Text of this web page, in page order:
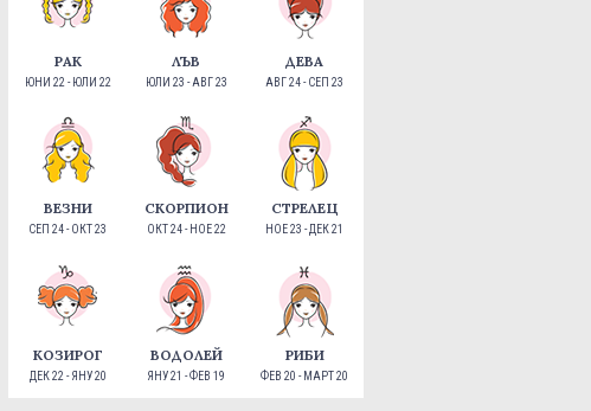
РАК
ЮНИ 22 - ЮЛИ 22
ЛЪВ
ЮЛИ 23 - АВГ 23
ДЕВА
АВГ 24 - СЕП 23
ВЕЗНИ
СЕП 24 - ОКТ 23
СКОРПИОН
ОКТ 24 - НОЕ 22
СТРЕЛЕЦ
НОЕ 23 - ДЕК 21
КОЗИРОГ
ДЕК 22 - ЯНУ 20
ВОДОЛЕЙ
ЯНУ 21 - ФЕВ 19
РИБИ
ФЕВ 20 - МАРТ 20